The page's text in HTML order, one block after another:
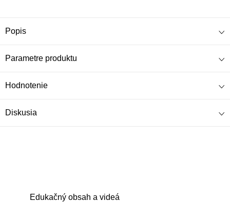
Popis
Parametre produktu
Hodnotenie
Diskusia
Edukačný obsah a videá